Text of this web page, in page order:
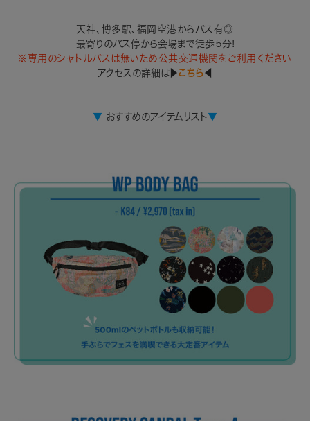
天神、博多駅、福岡空港からバス有◎
最寄りのバス停から会場まで徒歩５分!
※専用のシャトルバスは無いため公共交通機関をご利用ください
アクセスの詳細は▶︎こちら◀︎
▼ おすすめのアイテムリスト▼